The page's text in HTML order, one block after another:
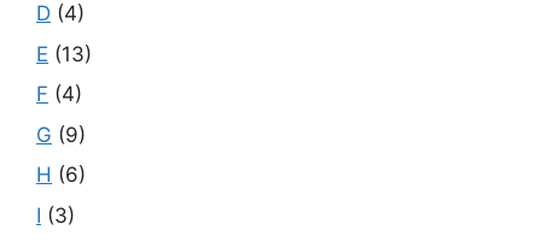
D (4)
E (13)
F (4)
G (9)
H (6)
I (3)